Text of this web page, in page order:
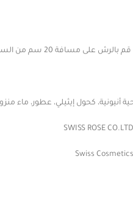
ضع الفوهة في وضع
كحول إيثيلي، عطور، ماء